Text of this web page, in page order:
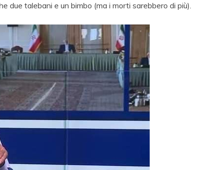
due talebani e un bimbo (ma i morti sarebbero di più).